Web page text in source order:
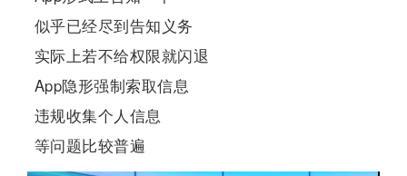
似乎已经尽到告知义务
实际上若不给权限就闪退
App隐形强制索取信息
违规收集个人信息
等问题比较普遍